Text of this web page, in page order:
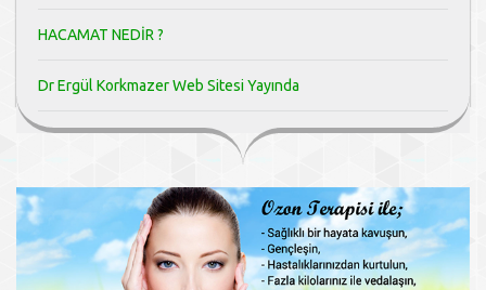
HACAMAT NEDİR ?
Dr Ergül Korkmazer Web Sitesi Yayında